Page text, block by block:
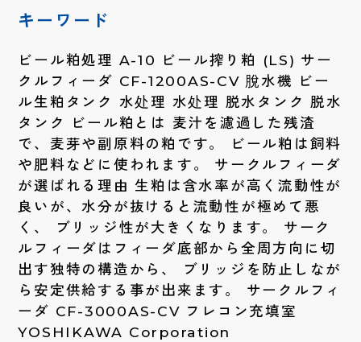
キーワード
ビール粕処理 A-10 ビール搾り粕 (LS) サー
クルフィーダ CF-1200AS-CV 脫水機 ビー
ル生粕タンク 水处理 水处理 脱水タンク 脱水
タンク ビール粕とは 麦汁を濾過した残渣
で、麦芽や副原料の粕です。 ビール粕は飼料
や肥料などに使われます。 サークルフィーダ
が選ばれる理由 生粕は含水率が高く流動性が
良いが、水分が抜けると流動性が極めて悪
く、 ブリッジ性が大きくなります。 サーク
ルフィーダはフィーダ底部から全周方向に切
出す独特の構造から、 ブリッジを防止しなが
ら安定供給する事が出来ます。 サークルフィ
ーダ CF-3000AS-CV フレコン充填室
YOSHIKAWA Corporation